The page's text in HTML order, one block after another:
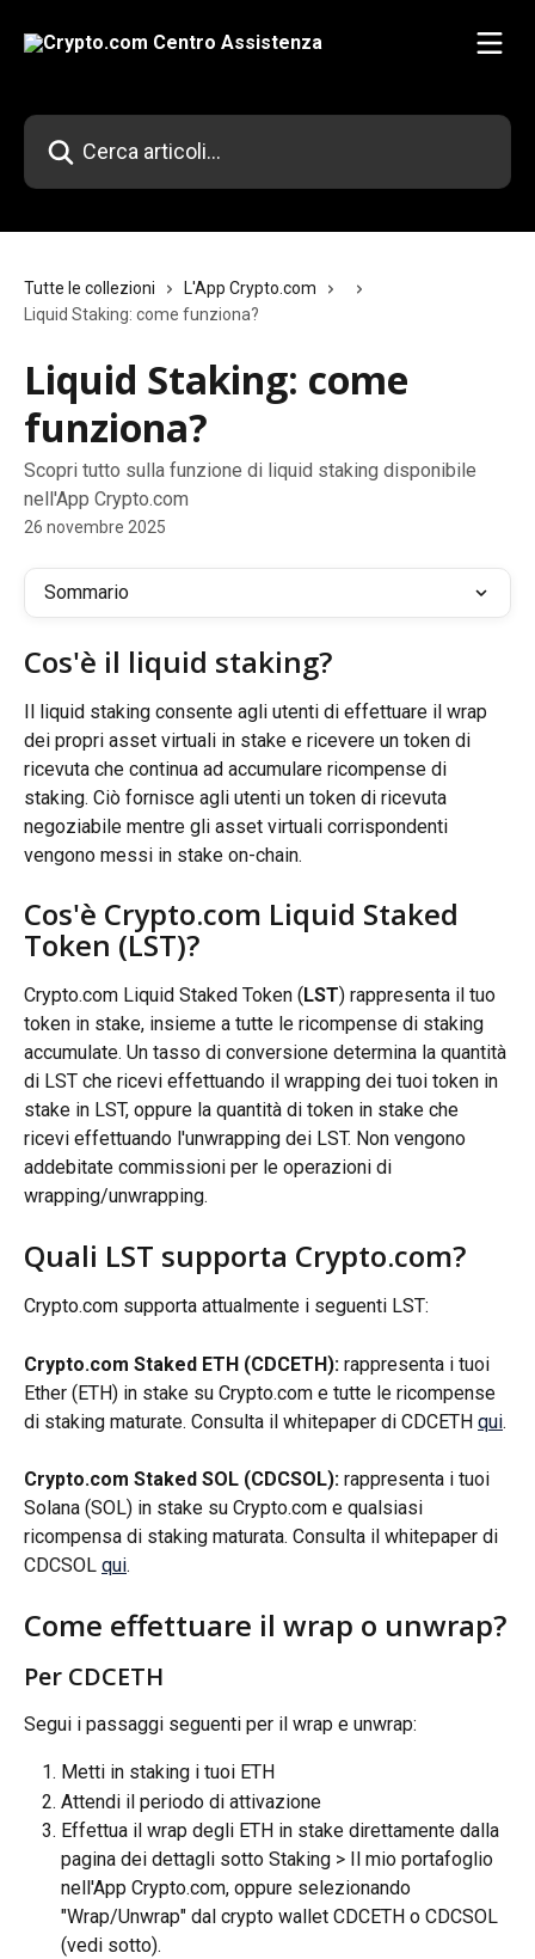
Cerca articoli…
Tutte le collezioni
L'App Crypto.com
Liquid Staking: come funziona?
Liquid Staking: come
funziona?
Scopri tutto sulla funzione di liquid staking disponibile
nell'App Crypto.com
26 novembre 2025
Sommario
Cos'è il liquid staking?
Il liquid staking consente agli utenti di effettuare il wrap
dei propri asset virtuali in stake e ricevere un token di
ricevuta che continua ad accumulare ricompense di
staking. Ciò fornisce agli utenti un token di ricevuta
negoziabile mentre gli asset virtuali corrispondenti
vengono messi in stake on-chain.
Cos'è Crypto.com Liquid Staked
Token (LST)?
Crypto.com Liquid Staked Token ( LST) rappresenta il tuo
token in stake, insieme a tutte le ricompense di staking
accumulate. Un tasso di conversione determina la quantità
di LST che ricevi effettuando il wrapping dei tuoi token in
stake in LST, oppure la quantità di token in stake che
ricevi effettuando l'unwrapping dei LST. Non vengono
addebitate commissioni per le operazioni di
wrapping/unwrapping.
Quali LST supporta Crypto.com?
Crypto.com supporta attualmente i seguenti LST:
Crypto.com Staked ETH (CDCETH): rappresenta i tuoi
Ether (ETH) in stake su Crypto.com e tutte le ricompense
di staking maturate. Consulta il whitepaper di CDCETH qui.
Crypto.com Staked SOL (CDCSOL): rappresenta i tuoi
Solana (SOL) in stake su Crypto.com e qualsiasi
ricompensa di staking maturata. Consulta il whitepaper di
CDCSOL qui.
Come effettuare il wrap o unwrap?
Per CDCETH
Segui i passaggi seguenti per il wrap e unwrap:
Metti in staking i tuoi ETH
Attendi il periodo di attivazione
Effettua il wrap degli ETH in stake direttamente dalla
pagina dei dettagli sotto Staking > Il mio portafoglio
nell'App Crypto.com, oppure selezionando
"Wrap/Unwrap" dal crypto wallet CDCETH o CDCSOL
(vedi sotto).